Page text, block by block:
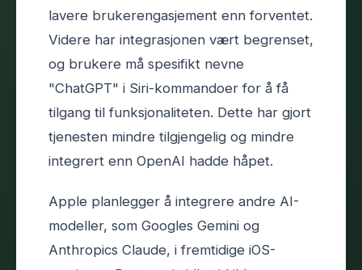
lavere brukerengasjement enn forventet.
Videre har integrasjonen vært begrenset,
og brukere må spesifikt nevne
"ChatGPT" i Siri-kommandoer for å få
tilgang til funksjonaliteten. Dette har gjort
tjenesten mindre tilgjengelig og mindre
integrert enn OpenAI hadde håpet.
Apple planlegger å integrere andre AI-
modeller, som Googles Gemini og
Anthropics Claude, i fremtidige iOS-